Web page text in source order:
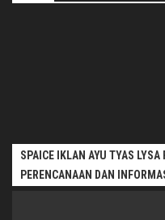
SPAICE IKLAN AYU TYAS
PERENCANAAN DAN